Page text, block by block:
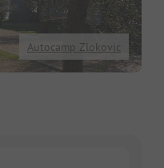
Autocamp Zlokovic